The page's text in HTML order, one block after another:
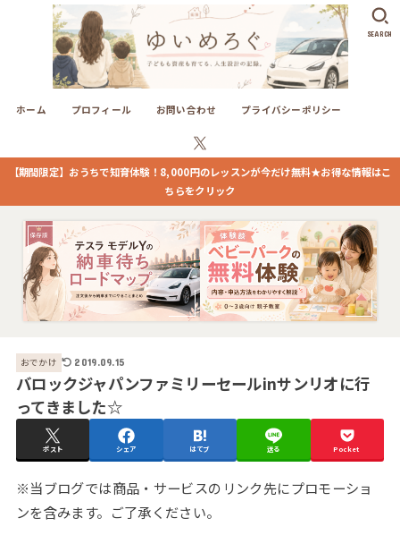
ホーム プロフィール お問い合わせ プライバシーポリシー
SEARCH
【期間限定】おうちで知育体験！8,000円のレッスンが今だけ無料★お得な情報はこ
ちらをクリック
おでかけ 2019.09.15
バロックジャパンファミリーセールinサンリオに行
ってきました☆
ポスト シェア はてブ 送る Pocket
※当ブログでは商品・サービスのリンク先にプロモーショ
ンを含みます。ご了承ください。